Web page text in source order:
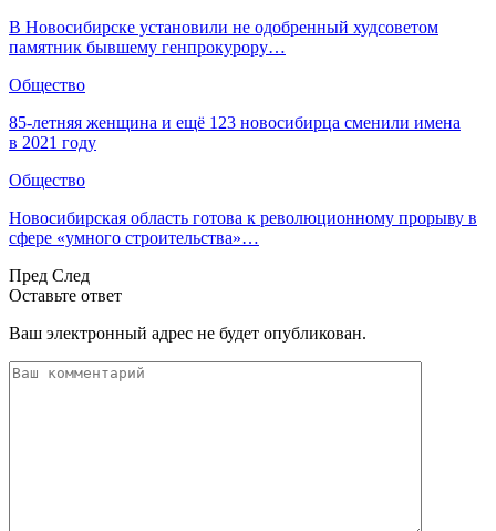
В Новосибирске установили не одобренный худсоветом
памятник бывшему генпрокурору…
Общество
85-летняя женщина и ещё 123 новосибирца сменили имена
в 2021 году
Общество
Новосибирская область готова к революционному прорыву в
сфере «умного строительства»…
Пред След
Оставьте ответ
Ваш электронный адрес не будет опубликован.